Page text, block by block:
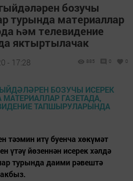
бозучы
турында материаллар
һәм телевидение
яктыртылачак
- 17:28 885 0 0
тәэмин итү буенча хөкүмәт
үтәү йөзеннән исерек хәлдә
турында даими рәвештә